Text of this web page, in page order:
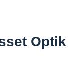
Optik